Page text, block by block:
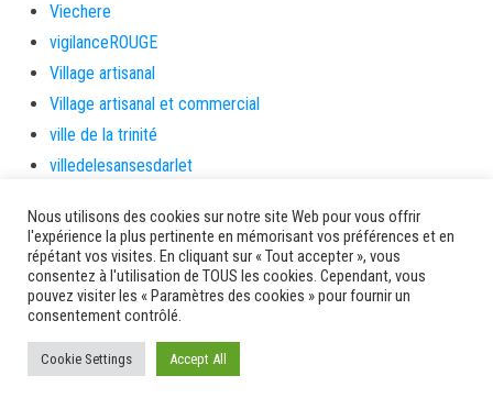
Viechere
vigilanceROUGE
Village artisanal
Village artisanal et commercial
ville de la trinité
villedelesansesdarlet
voitures en papier
vote
Yolibébé
Ancien site AMM
Nous utilisons des cookies sur notre site Web pour vous offrir
l'expérience la plus pertinente en mémorisant vos préférences et en
répétant vos visites. En cliquant sur « Tout accepter », vous
consentez à l'utilisation de TOUS les cookies. Cependant, vous
pouvez visiter les « Paramètres des cookies » pour fournir un
consentement contrôlé.
Cookie Settings Accept All